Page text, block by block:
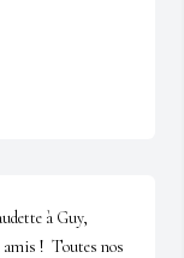
à Guy,
!  Toutes nos